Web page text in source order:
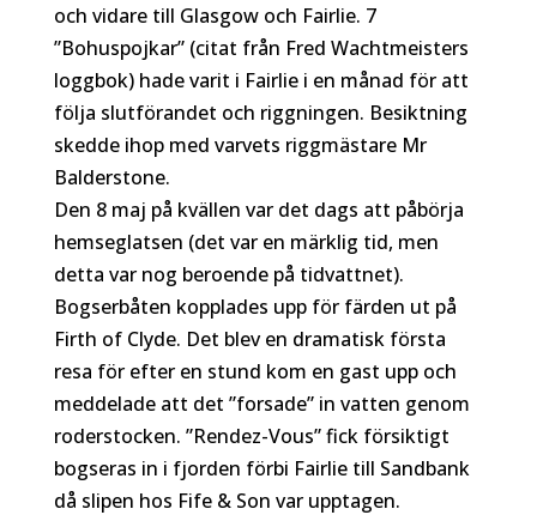
och vidare till Glasgow och Fairlie. 7
”Bohuspojkar” (citat från Fred Wachtmeisters
loggbok) hade varit i Fairlie i en månad för att
följa slutförandet och riggningen. Besiktning
skedde ihop med varvets riggmästare Mr
Balderstone.
Den 8 maj på kvällen var det dags att påbörja
hemseglatsen (det var en märklig tid, men
detta var nog beroende på tidvattnet).
Bogserbåten kopplades upp för färden ut på
Firth of Clyde. Det blev en dramatisk första
resa för efter en stund kom en gast upp och
meddelade att det ”forsade” in vatten genom
roderstocken. ”Rendez-Vous” fick försiktigt
bogseras in i fjorden förbi Fairlie till Sandbank
då slipen hos Fife & Son var upptagen.